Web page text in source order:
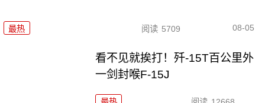
最热 阅读 5709 08-05
看不见就挨打！歼-15T百公里外
一剑封喉F-15J